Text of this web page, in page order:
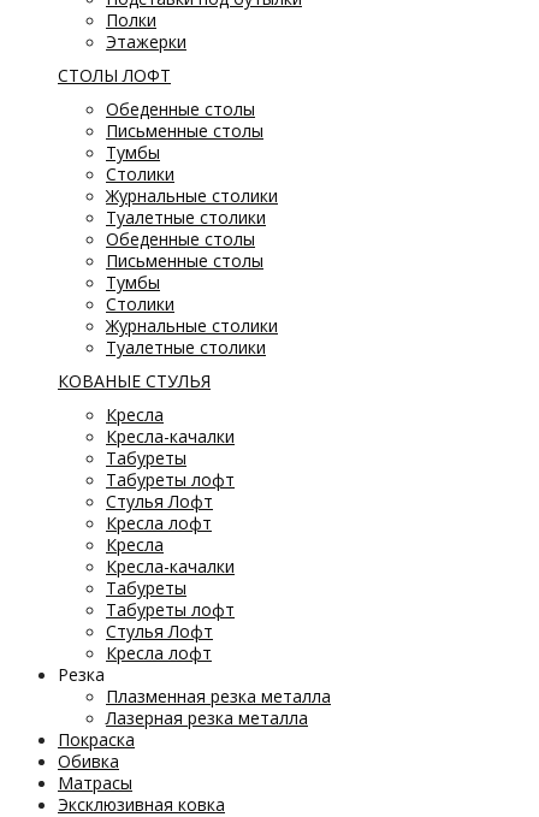
Полки
Этажерки
СТОЛЫ ЛОФТ
Обеденные столы
Письменные столы
Тумбы
Столики
Журнальные столики
Туалетные столики
Обеденные столы
Письменные столы
Тумбы
Столики
Журнальные столики
Туалетные столики
КОВАНЫЕ СТУЛЬЯ
Кресла
Кресла-качалки
Табуреты
Табуреты лофт
Стулья Лофт
Кресла лофт
Кресла
Кресла-качалки
Табуреты
Табуреты лофт
Стулья Лофт
Кресла лофт
Резка
Плазменная резка металла
Лазерная резка металла
Покраска
Обивка
Матрасы
Эксклюзивная ковка